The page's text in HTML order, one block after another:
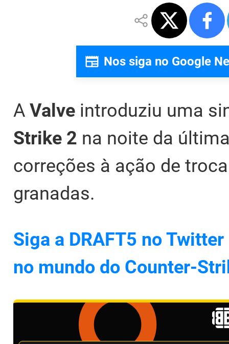
Nos siga no Google
A Valve introduziu uma
Strike 2 na noite da
correções à ação de
granadas.
Siga a DRAFT5 no
no mundo do Counter-